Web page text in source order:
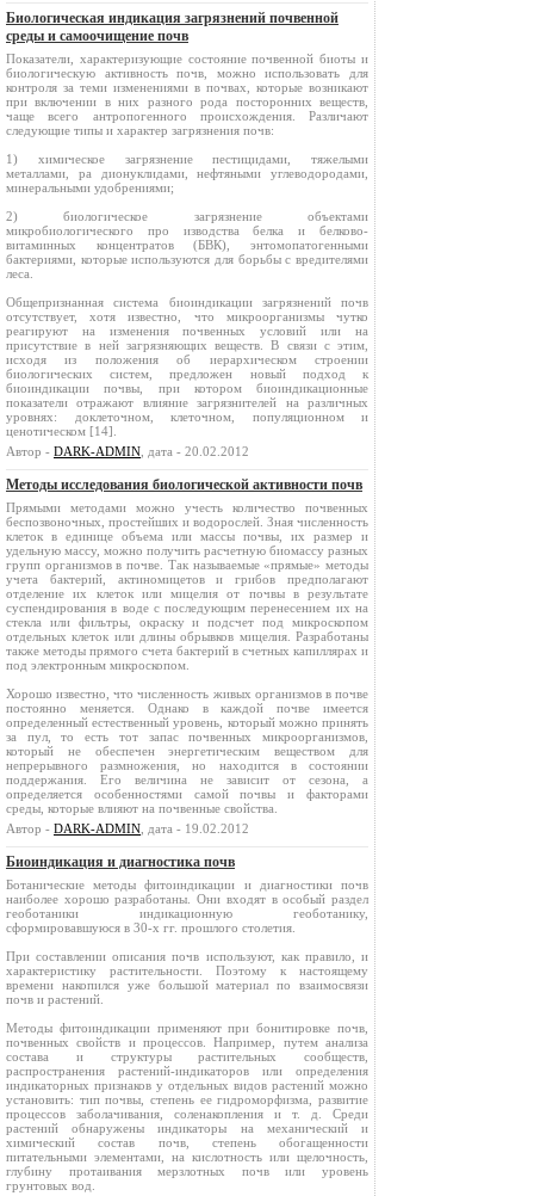
Биологическая индикация загрязнений почвенной
среды и самоочищение почв
Показатели, характеризующие состояние почвенной биоты и
биологическую активность почв, можно использовать для
контроля за теми изменениями в почвах, которые возникают
при включении в них разного рода посторонних веществ,
чаще всего антропогенного происхождения. Различают
следующие типы и характер загрязнения почв:
1) химическое загрязнение пестицидами, тяжелыми
металлами, ра дионуклидами, нефтяными углеводородами,
минеральными удобрениями;
2) биологическое загрязнение объектами
микробиологического про изводства белка и белково-
витаминных концентратов (БВК), энтомопатогенными
бактериями, которые используются для борьбы с вредителями
леса.
Общепризнанная система биоиндикации загрязнений почв
отсутствует, хотя известно, что микроорганизмы чутко
реагируют на изменения почвенных условий или на
присутствие в ней загрязняющих веществ. В связи с этим,
исходя из положения об иерархическом строении
биологических систем, предложен новый подход к
биоиндикации почвы, при котором биоиндикационные
показатели отражают влияние загрязнителей на различных
уровнях: доклеточном, клеточном, популяционном и
ценотическом [14].
Автор - DARK-ADMIN , дата - 20.02.2012
Методы исследования биологической активности почв
Прямыми методами можно учесть количество почвенных
беспозвоночных, простейших и водорослей. Зная численность
клеток в единице объема или массы почвы, их размер и
удельную массу, можно получить расчетную биомассу разных
групп организмов в почве. Так называемые «прямые» методы
учета бактерий, актиномицетов и грибов предполагают
отделение их клеток или мицелия от почвы в результате
суспендирования в воде с последующим перенесением их на
стекла или фильтры, окраску и подсчет под микроскопом
отдельных клеток или длины обрывков мицелия. Разработаны
также методы прямого счета бактерий в счетных капиллярах и
под электронным микроскопом.
Хорошо известно, что численность живых организмов в почве
постоянно меняется. Однако в каждой почве имеется
определенный естественный уровень, который можно принять
за пул, то есть тот запас почвенных микроорганизмов,
который не обеспечен энергетическим веществом для
непрерывного размножения, но находится в состоянии
поддержания. Его величина не зависит от сезона, а
определяется особенностями самой почвы и факторами
среды, которые влияют на почвенные свойства.
Автор - DARK-ADMIN , дата - 19.02.2012
Биоиндикация и диагностика почв
Ботанические методы фитоиндикации и диагностики почв
наиболее хорошо разработаны. Они входят в особый раздел
геоботаники индикационную геоботанику,
сформировавшуюся в 30-х гг. прошлого столетия.
При составлении описания почв используют, как правило, и
характеристику растительности. Поэтому к настоящему
времени накопился уже большой материал по взаимосвязи
почв и растений.
Методы фитоиндикации применяют при бонитировке почв,
почвенных свойств и процессов. Например, путем анализа
состава и структуры растительных сообществ,
распространения растений-индикаторов или определения
индикаторных признаков у отдельных видов растений можно
установить: тип почвы, степень ее гидроморфизма, развитие
процессов заболачивания, соленакопления и т. д. Среди
растений обнаружены индикаторы на механический и
химический состав почв, степень обогащенности
питательными элементами, на кислотность или щелочность,
глубину протаивания мерзлотных почв или уровень
грунтовых вод.